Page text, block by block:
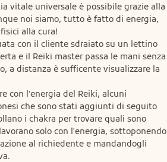
vitale universale è possibile grazie alla
noi siamo, tutto è fatto di energia,
alla cura!
con il cliente sdraiato su un lettino
e il Reiki master passa le mani senza
a distanza è sufficente visualizzare la
con l'energia del Reiki, alcuni
che sono stati aggiunti di seguito
i chakra per trovare quali sono
solo con l'energia, sottoponendo
al richiedente e mandandogli